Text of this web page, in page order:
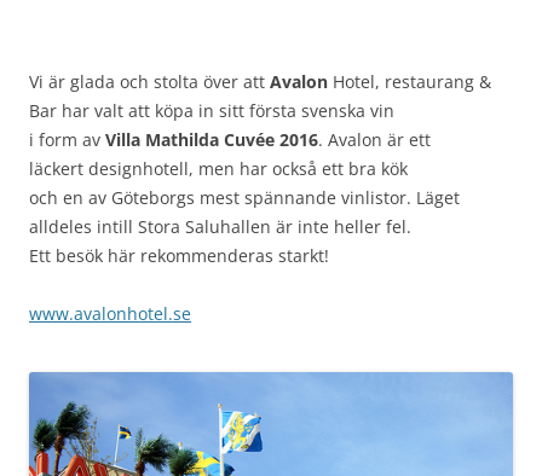
Vi är glada och stolta över att Avalon Hotel, restaurang &
Bar har valt att köpa in sitt första svenska vin
i form av Villa Mathilda Cuvée 2016. Avalon är ett
läckert designhotell, men har också ett bra kök
och en av Göteborgs mest spännande vinlistor. Läget
alldeles intill Stora Saluhallen är inte heller fel.
Ett besök här rekommenderas starkt!
www.avalonhotel.se